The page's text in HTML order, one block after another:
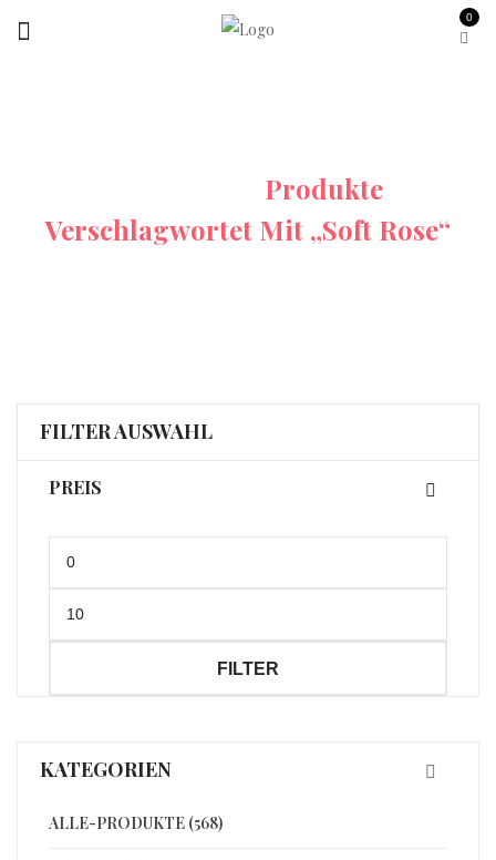
0
Produkte
Verschlagwortet Mit „Soft Rose“
FILTER AUSWAHL
PREIS
Preis
Preis
FILTER
KATEGORIEN
ALLE-PRODUKTE (568)